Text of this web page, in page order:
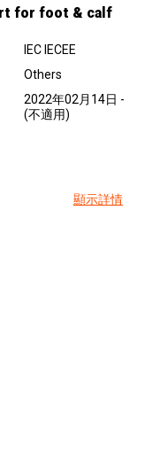
for foot & calf
IEC IECEE
Others
2022年02月14日 -
(不適用)
顯示詳情